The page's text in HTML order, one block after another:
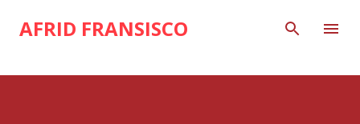
Skip to main content
AFRID FRANSISCO